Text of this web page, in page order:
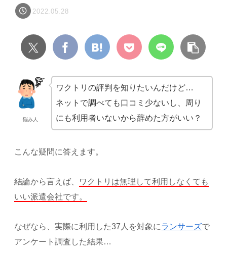
2022.05.28
悩み人
ワクトリの評判を知りたいんだけど…
ネットで調べても口コミ少ないし、周り
にも利用者いないから辞めた方がいい？
こんな疑問に答えます。
結論から言えば、 ワクトリは無理して利用しなくても
いい派遣会社です。
なぜなら、実際に利用した37人を対象にランサーズで
アンケート調査した結果…